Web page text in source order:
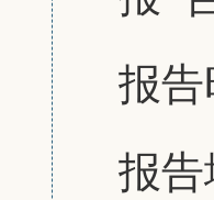
报
报